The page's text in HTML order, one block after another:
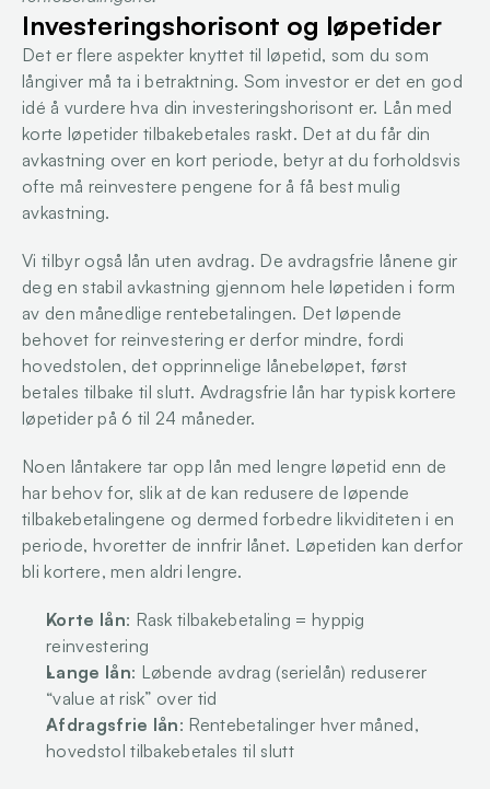
Investeringshorisont og løpetider
Det er flere aspekter knyttet til løpetid, som du som
långiver må ta i betraktning. Som investor er det en god
idé å vurdere hva din investeringshorisont er. Lån med
korte løpetider tilbakebetales raskt. Det at du får din
avkastning over en kort periode, betyr at du forholdsvis
ofte må reinvestere pengene for å få best mulig
avkastning.
Vi tilbyr også lån uten avdrag. De avdragsfrie lånene gir
deg en stabil avkastning gjennom hele løpetiden i form
av den månedlige rentebetalingen. Det løpende
behovet for reinvestering er derfor mindre, fordi
hovedstolen, det opprinnelige lånebeløpet, først
betales tilbake til slutt. Avdragsfrie lån har typisk kortere
løpetider på 6 til 24 måneder.
Noen låntakere tar opp lån med lengre løpetid enn de
har behov for, slik at de kan redusere de løpende
tilbakebetalingene og dermed forbedre likviditeten i en
periode, hvoretter de innfrir lånet. Løpetiden kan derfor
bli kortere, men aldri lengre.
Korte lån: Rask tilbakebetaling = hyppig
reinvestering
Lange lån: Løbende avdrag (serielån) reduserer
“value at risk” over tid
Afdragsfrie lån: Rentebetalinger hver måned,
hovedstol tilbakebetales til slutt